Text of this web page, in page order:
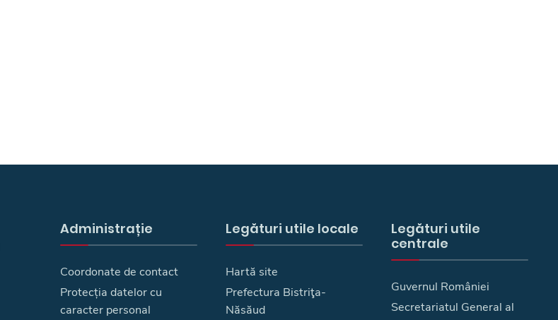
Administrație
Coordonate de contact
Protecția datelor cu
caracter personal
Legături utile locale
Hartă site
Prefectura Bistriţa-
Năsăud
Legături utile
centrale
Guvernul României
Secretariatul General al